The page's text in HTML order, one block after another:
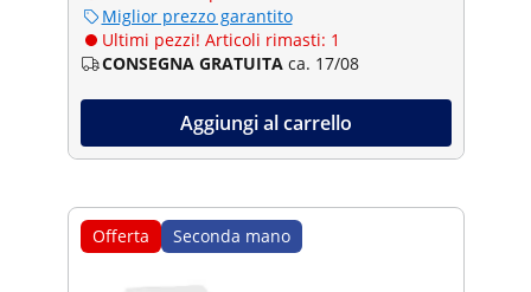
Miglior prezzo garantito
Ultimi pezzi! Articoli rimasti: 1
CONSEGNA GRATUITA ca. 17/08
Aggiungi al carrello
Offerta Seconda mano